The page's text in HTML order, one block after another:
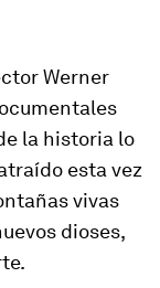
Werner
la historia lo
esta vez
vivas
dioses,